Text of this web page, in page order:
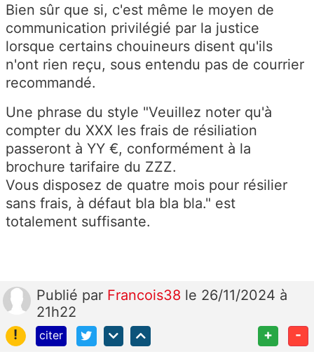
Bien sûr que si, c'est même le moyen de
communication privilégié par la justice
lorsque certains chouineurs disent qu'ils
n'ont rien reçu, sous entendu pas de courrier
recommandé.
Une phrase du style "Veuillez noter qu'à
compter du XXX les frais de résiliation
passeront à YY €, conformément à la
brochure tarifaire du ZZZ.
Vous disposez de quatre mois pour résilier
sans frais, à défaut bla bla bla." est
totalement suffisante.
Publié par Francois38 le 26/11/2024 à
21h22
!
citer + -